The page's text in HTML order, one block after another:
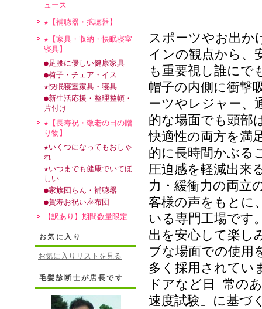
ュース
★【補聴器・拡聴器】
★【家具・収納・快眠寝室
寝具】
●足腰に優しい健康家具
●椅子・チェア・イス
★快眠寝室家具・寝具
●新生活応援・整理整頓・
片付け
★【長寿祝・敬老の日の贈
り物】
★いくつになってもおしゃ
れ
★いつまでも健康でいてほ
しい
●家族団らん・補聴器
●賀寿お祝い座布団
【訳あり】期間数量限定
お気に入り
お気に入りリストを見る
毛髪診断士が店長です
スポーツやお出か
インの観点から、
も重要視し誰にで
帽子の内側に衝撃
ーツやレジャー、
的な場面でも頭部
快適性の両方を満
的に長時間かぶる
圧迫感を軽減出来
力・緩衝力の両立
客様の声をもとに
いる専門工場です
出を安心して楽し
ブな場面での使用
多く採用されてい
ドアなど日 常の
速度試験」に基づ